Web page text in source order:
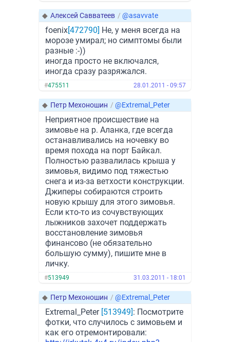
◆ Алексей Савватеев / @asavvate
foenix[472790] Не, у меня всегда на
морозе умирал; но симптомы были
разные :-))
иногда просто не включался,
иногда сразу разряжался.
#475511 28.01.2011 - 09:57
◆ Петр Мехоношин / @Extremal_Peter
Неприятное происшествие на
зимовье на р. Аланка, где всегда
останавливались на ночевку во
время похода на порт Байкал.
Полностью развалилась крыша у
зимовья, видимо под тяжестью
снега и из-за ветхости конструкции.
Джиперы собираются строить
новую крышу для этого зимовья.
Если кто-то из сочувствующих
лыжников захочет поддержать
восстановление зимовья
финансово (не обязательно
большую сумму), пишите мне в
личку.
#513949 31.03.2011 - 18:01
◆ Петр Мехоношин / @Extremal_Peter
Extremal_Peter [513949]: Посмотрите
фотки, что случилось с зимовьем и
как его отремонтировали: